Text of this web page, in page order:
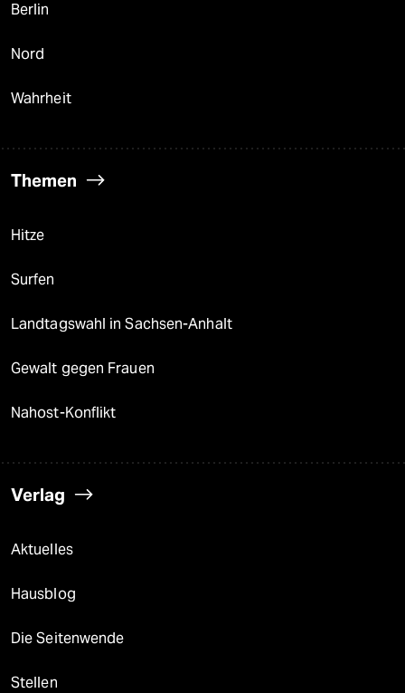
Berlin
Nord
Wahrheit
Themen
Hitze
Surfen
Landtagswahl in Sachsen-Anhalt
Gewalt gegen Frauen
Nahost-Konflikt
Verlag
Aktuelles
Hausblog
Die Seitenwende
Stellen